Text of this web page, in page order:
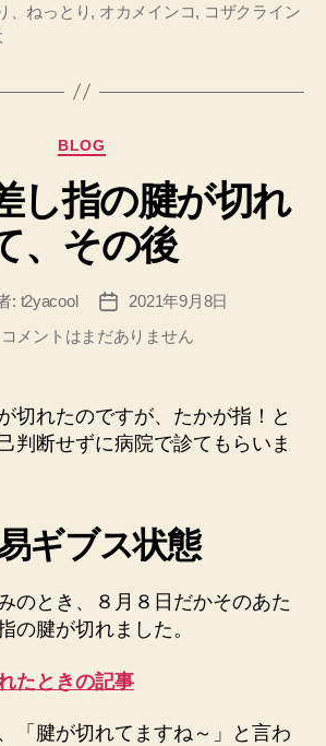
、ねっとり, オカメインコ, コザクライン
カ
ゴ
リ
ー
BLOG
し指の腱が切れ
、その後
: t2yacool
投
稿
日
2021年9月8日
右
差
し
指
が
切
て、
そ
後
へ
コメントはまだありません
切れたのですが、たかが指！と
判断せずに病院で診てもらいま
ギブス状態
のとき、８月８日だかそのあた
の腱が切れました。
たときの記事
「腱が切れてますね～」と言わ